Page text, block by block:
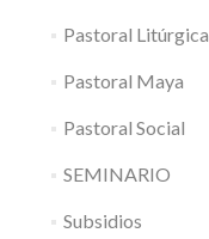
Pastoral Litúrgica
Pastoral Maya
Pastoral Social
SEMINARIO
Subsidios